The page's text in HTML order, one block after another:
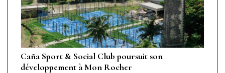
Caña Sport & Social Club poursuit son
développement à Mon Rocher